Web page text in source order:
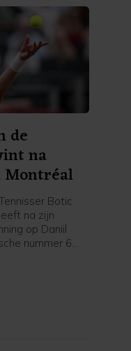
de
na
Botic
na zijn
op Daniil
nummer 6